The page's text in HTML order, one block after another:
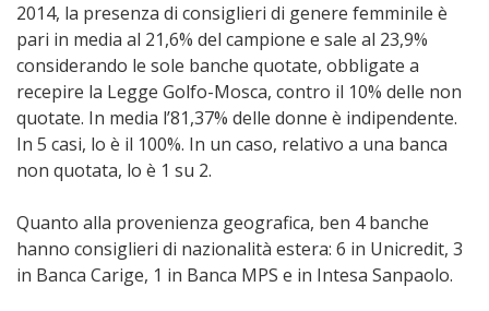
2014, la presenza di consiglieri di genere femminile è
pari in media al 21,6% del campione e sale al 23,9%
considerando le sole banche quotate, obbligate a
recepire la Legge Golfo-Mosca, contro il 10% delle non
quotate. In media l’81,37% delle donne è indipendente.
In 5 casi, lo è il 100%. In un caso, relativo a una banca
non quotata, lo è 1 su 2.
Quanto alla provenienza geografica, ben 4 banche
hanno consiglieri di nazionalità estera: 6 in Unicredit, 3
in Banca Carige, 1 in Banca MPS e in Intesa Sanpaolo.